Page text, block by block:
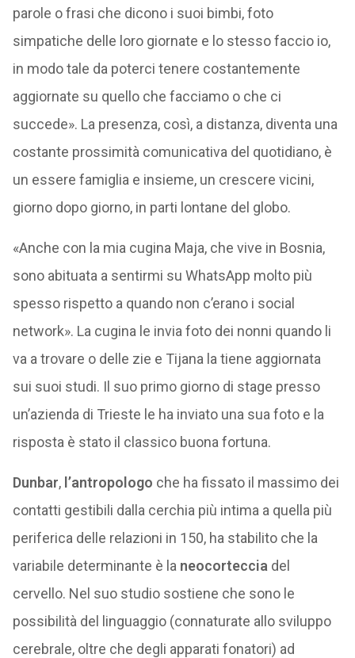
parole o frasi che dicono i suoi bimbi, foto
simpatiche delle loro giornate e lo stesso faccio io,
in modo tale da poterci tenere costantemente
aggiornate su quello che facciamo o che ci
succede». La presenza, così, a distanza, diventa una
costante prossimità comunicativa del quotidiano, è
un essere famiglia e insieme, un crescere vicini,
giorno dopo giorno, in parti lontane del globo.
«Anche con la mia cugina Maja, che vive in Bosnia,
sono abituata a sentirmi su WhatsApp molto più
spesso rispetto a quando non c’erano i social
network». La cugina le invia foto dei nonni quando li
va a trovare o delle zie e Tijana la tiene aggiornata
sui suoi studi. Il suo primo giorno di stage presso
un’azienda di Trieste le ha inviato una sua foto e la
risposta è stato il classico buona fortuna.
Dunbar, l’antropologo che ha fissato il massimo dei
contatti gestibili dalla cerchia più intima a quella più
periferica delle relazioni in 150, ha stabilito che la
variabile determinante è la neocorteccia del
cervello. Nel suo studio sostiene che sono le
possibilità del linguaggio (connaturate allo sviluppo
cerebrale, oltre che degli apparati fonatori) ad